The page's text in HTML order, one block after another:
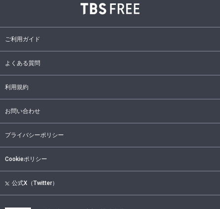
ご利用ガイド
よくある質問
利用規約
お問い合わせ
プライバシーポリシー
Cookieポリシー
公式X（Twitter）